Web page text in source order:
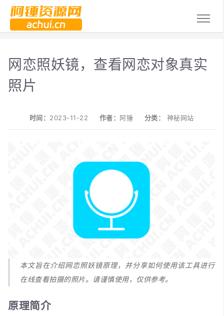
网恋照妖镜，查看网恋对象真实
照片
时间： 2023-11-22 作者： 阿锤 分类： 神秘网站
本文旨在介绍网恋照妖镜原理，并分享如何使用该工具进行
在线查看拍摄的照片。请谨慎使用，仅供参考。
原理简介